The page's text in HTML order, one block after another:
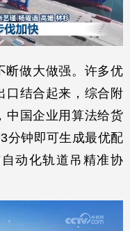
断做大做强。许多优
口结合起来，综合附
中国企业用算法给货
分钟即可生成最优配
动化轨道吊精准协